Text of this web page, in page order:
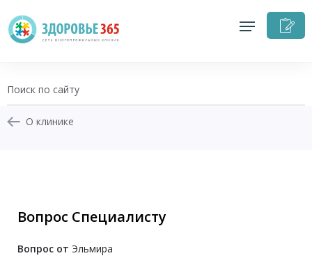
О клинике
Вопрос Специалисту
Вопрос от Эльмира